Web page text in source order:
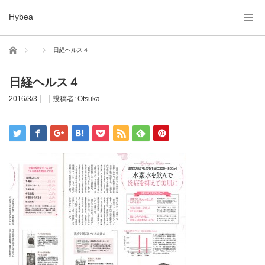
Hybea
ホーム 日経ヘルス４
日経ヘルス４
2016/3/3 投稿者: Otsuka